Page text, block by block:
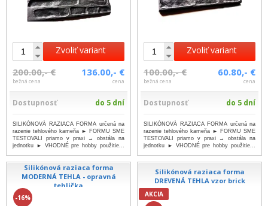
Zvoliť variant
200.00,- €
bežná cena
136.00,- €
cena
Dostupnosť do 5 dní
SILIKÓNOVÁ RAZIACA FORMA určená na
razenie tehlového kameňa ► FORMU SME
TESTOVALI priamo v praxi → obstála na
jednotku ► VHODNÉ pre hobby použitie...
Zvoliť variant
100.00,- €
bežná cena
60.80,- €
cena
Dostupnosť do 5 dní
SILIKÓNOVÁ RAZIACA FORMA určená na
razenie tehlového kameňa ► FORMU SME
TESTOVALI priamo v praxi → obstála na
jednotku ► VHODNÉ pre hobby použitie...
Silikónová raziaca forma
MODERNÁ TEHLA - opravná
tehlička
-16%
Silikónová raziaca forma
DREVENÁ TEHLA vzor brick
AKCIA